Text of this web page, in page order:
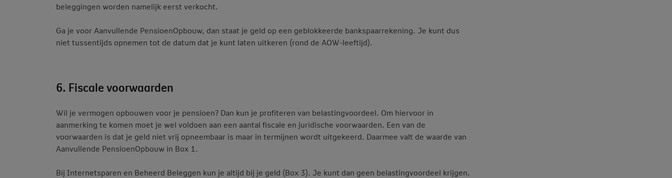
beleggingen worden namelijk eerst verkocht.
Ga je voor Aanvullende PensioenOpbouw, dan staat je geld op een geblokkeerde bankspaarrekening. Je kunt dus
niet tussentijds opnemen tot de datum dat je kunt laten uitkeren (rond de AOW-leeftijd).
6. Fiscale voorwaarden
Wil je vermogen opbouwen voor je pensioen? Dan kun je profiteren van belastingvoordeel. Om hiervoor in
aanmerking te komen moet je wel voldoen aan een aantal fiscale en juridische voorwaarden. Een van de
voorwaarden is dat je geld niet vrij opneembaar is maar in termijnen wordt uitgekeerd. Daarmee valt de waarde van
Aanvullende PensioenOpbouw in Box 1.
Bij Internetsparen en Beheerd Beleggen kun je altijd bij je geld (Box 3). Je kunt dan geen belastingvoordeel krijgen.